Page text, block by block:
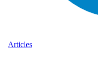
Articles